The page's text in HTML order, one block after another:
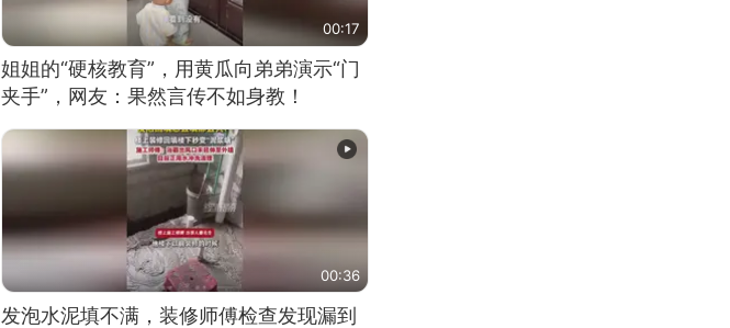
00:17
姐姐的“硬核教育”，用黄瓜向弟弟演示“门
夹手”，网友：果然言传不如身教！
00:36
发泡水泥填不满，装修师傅检查发现漏到